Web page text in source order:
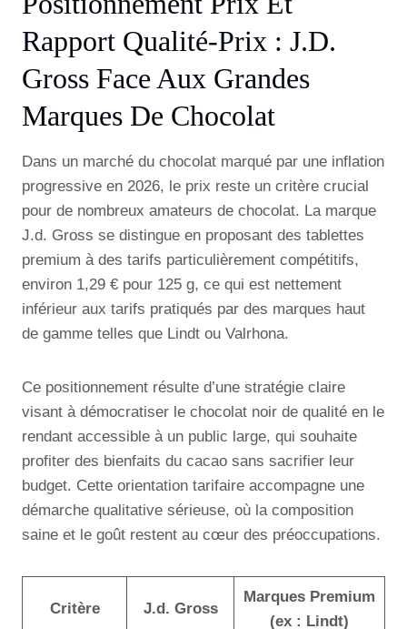
Rapport Qualité-Prix : J.d.
Gross Face Aux Grandes
Marques De Chocolat
Dans un marché du chocolat marqué par une inflation
progressive en 2026, le prix reste un critère crucial
pour de nombreux amateurs de chocolat. La marque
J.d. Gross se distingue en proposant des tablettes
premium à des tarifs particulièrement compétitifs,
environ 1,29 € pour 125 g, ce qui est nettement
inférieur aux tarifs pratiqués par des marques haut
de gamme telles que Lindt ou Valrhona.
Ce positionnement résulte d’une stratégie claire
visant à démocratiser le chocolat noir de qualité en le
rendant accessible à un public large, qui souhaite
profiter des bienfaits du cacao sans sacrifier leur
budget. Cette orientation tarifaire accompagne une
démarche qualitative sérieuse, où la composition
saine et le goût restent au cœur des préoccupations.
Critère J.d. Gross
Marques Premium
(ex : Lindt)